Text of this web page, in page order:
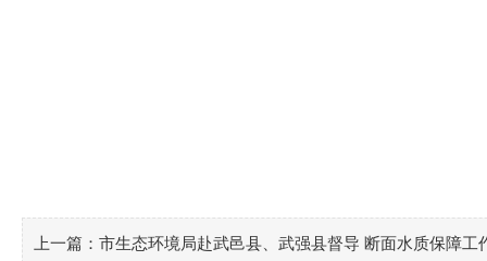
上一篇： 市生态环境局赴武邑县、武强县督导 断面水质保障工